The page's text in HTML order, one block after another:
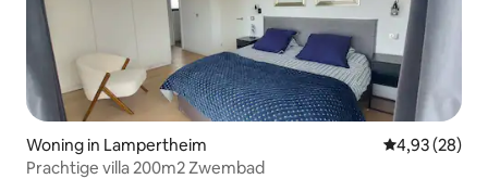
Woning in Lampertheim Gemiddelde
4,93 (28)
Prachtige villa 200m2 Zwembad